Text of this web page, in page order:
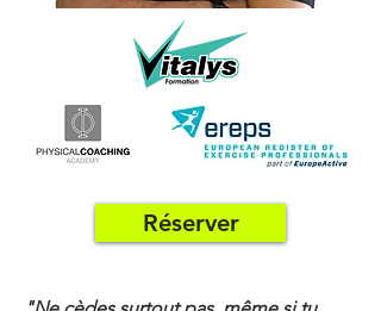
Réserver